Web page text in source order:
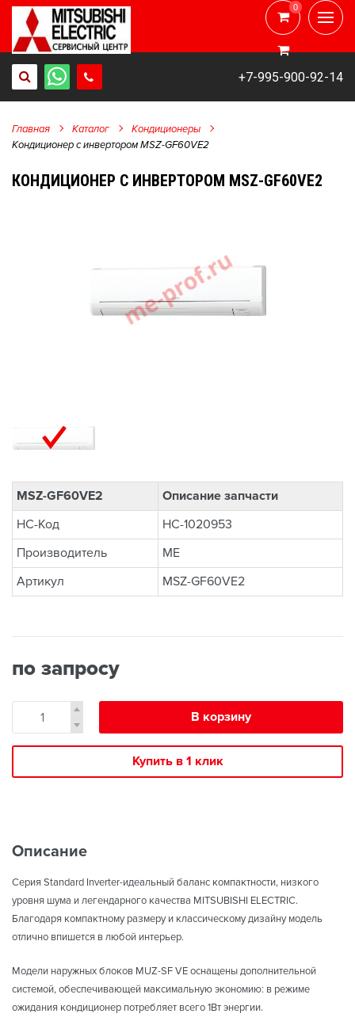
+7-995-900-92-14
0
0
Главная Каталог
Кондиционеры
Кондиционер с инвертором MSZ-GF60VE2
КОНДИЦИОНЕР С ИНВЕРТОРОМ MSZ-GF60VE2
MSZ-GF60VE2
Описание запчасти
НС-Код
НС-1020953
Производитель
ME
Артикул
MSZ-GF60VE2
по запросу
В корзину
Купить в 1 клик
Описание
Серия Standard Inverter-идеальный баланс компактности, низкого
уровня шума и легендарного качества MITSUBISHI ELECTRIC.
Благодаря компактному размеру и классическому дизайну модель
отлично впишется в любой интерьер.
Модели наружных блоков MUZ-SF VE оснащены дополнительной
системой, обеспечивающей максимальную экономию: в режиме
ожидания кондиционер потребляет всего 1Вт энергии.